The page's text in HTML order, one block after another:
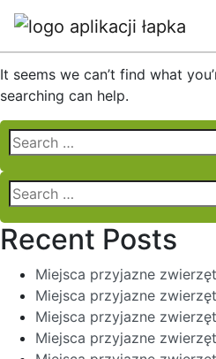
Nothing
It seems we can’t find what
searching can help.
Search
for:
Search
for:
Recent Posts
Miejsca przyjazne
Miejsca przyjazne
Miejsca przyjazne
Miejsca przyjazne